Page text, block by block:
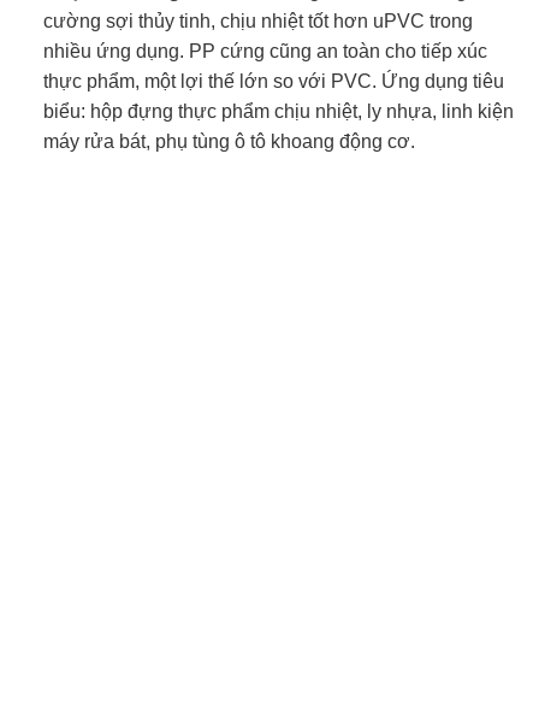
cường sợi thủy tinh, chịu nhiệt tốt hơn uPVC trong
nhiều ứng dụng. PP cứng cũng an toàn cho tiếp xúc
thực phẩm, một lợi thế lớn so với PVC. Ứng dụng tiêu
biểu: hộp đựng thực phẩm chịu nhiệt, ly nhựa, linh kiện
máy rửa bát, phụ tùng ô tô khoang động cơ.